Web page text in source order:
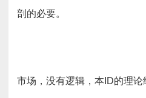
剖的必要。
市场，没有逻辑，本ID的理论